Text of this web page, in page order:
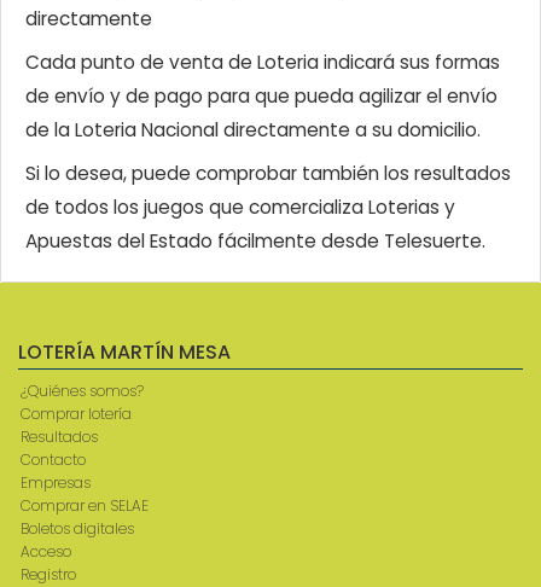
directamente
Cada punto de venta de Loteria indicará sus formas
de envío y de pago para que pueda agilizar el envío
de la Loteria Nacional directamente a su domicilio.
Si lo desea, puede comprobar también los resultados
de todos los juegos que comercializa Loterias y
Apuestas del Estado fácilmente desde Telesuerte.
LOTERÍA MARTÍN MESA
¿Quiénes somos?
Comprar lotería
Resultados
Contacto
Empresas
Comprar en SELAE
Boletos digitales
Acceso
Registro